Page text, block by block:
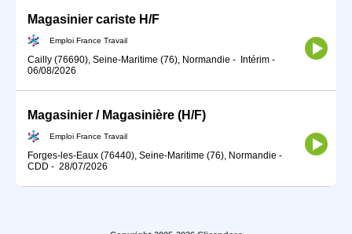
Magasinier cariste H/F
Emploi France Travail
Cailly (76690), Seine-Maritime (76), Normandie - Intérim -
06/08/2026
Magasinier / Magasinière (H/F)
Emploi France Travail
Forges-les-Eaux (76440), Seine-Maritime (76), Normandie -
CDD - 28/07/2026